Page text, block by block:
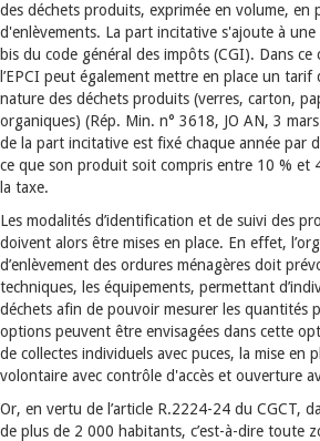
des déchets produits, exprimée en volume, en
d'enlèvements. La part incitative s'ajoute à
bis du code général des impôts (CGI). Dans ce
l’EPCI peut également mettre en place un
nature des déchets produits (verres, carton,
organiques) (Rép. Min. n° 3618, JO AN, 3
de la part incitative est fixé chaque année par
ce que son produit soit compris entre 10 %
la taxe.
Les modalités d’identification et de suivi des
doivent alors être mises en place. En effet,
d’enlèvement des ordures ménagères doit
techniques, les équipements, permettant
déchets afin de pouvoir mesurer les quantités
options peuvent être envisagées dans cette
de collectes individuels avec puces, la mise en
volontaire avec contrôle d'accès et ouverture
Or, en vertu de l’article R.2224-24 du CGCT,
de plus de 2 000 habitants, c’est-à-dire toute